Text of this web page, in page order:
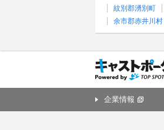
紋別郡湧別町
余市郡赤井川村
企業情報